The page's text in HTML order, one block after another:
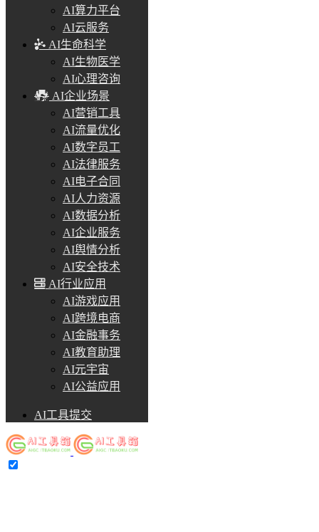
AI算力平台
AI云服务
AI生命科学
AI生物医学
AI心理咨询
AI企业场景
AI营销工具
AI流量优化
AI数字员工
AI法律服务
AI电子合同
AI人力资源
AI数据分析
AI企业服务
AI舆情分析
AI安全技术
AI行业应用
AI游戏应用
AI跨境电商
AI金融事务
AI教育助理
AI元宇宙
AI公益应用
AI工具提交